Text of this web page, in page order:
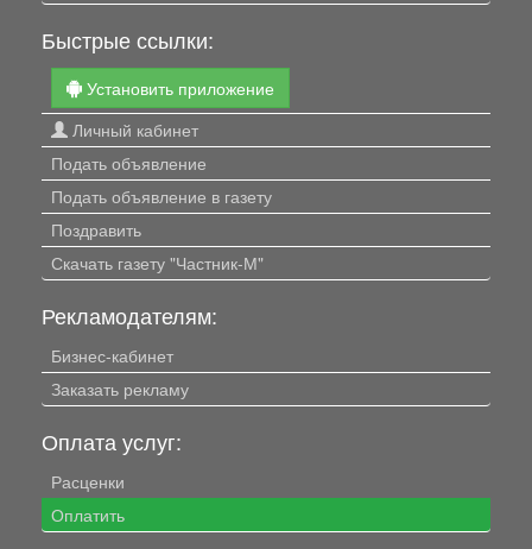
Быстрые ссылки:
Установить приложение
Личный кабинет
Подать объявление
Подать объявление в газету
Поздравить
Скачать газету "Частник-М"
Рекламодателям:
Бизнес-кабинет
Заказать рекламу
Оплата услуг:
Расценки
Оплатить